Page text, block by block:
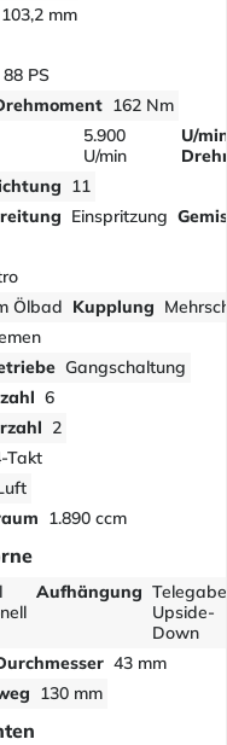
103,2 mm
88 PS
162 Nm
5.900
U/min
U/
11
Einspritzung
Ölbad Kupplung
Gangschaltung
6
2
Takt
1.890 ccm
Aufhängung
Upside-
Down
43 mm
130 mm